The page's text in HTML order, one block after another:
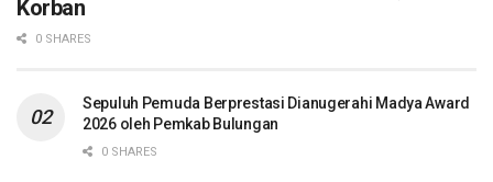
Korban
0 SHARES
Sepuluh Pemuda Berprestasi Dianugerahi Madya Award
2026 oleh Pemkab Bulungan
0 SHARES